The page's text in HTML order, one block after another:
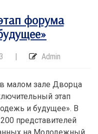
форума
| Admin
малом зале Дворца
этап
и будущее». В
представителей